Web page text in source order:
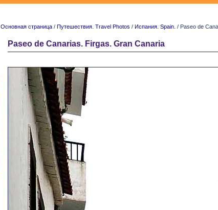
Основная страница / Путешествия. Travel Photos / Испания. Spain. / Paseo de
Paseo de Canarias. Firgas. Gran Canaria